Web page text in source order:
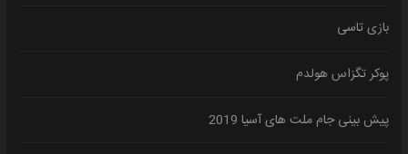
بازی تاسی
پوکر تگزاس هولدم
پیش بینی جام ملت های آسیا 2019